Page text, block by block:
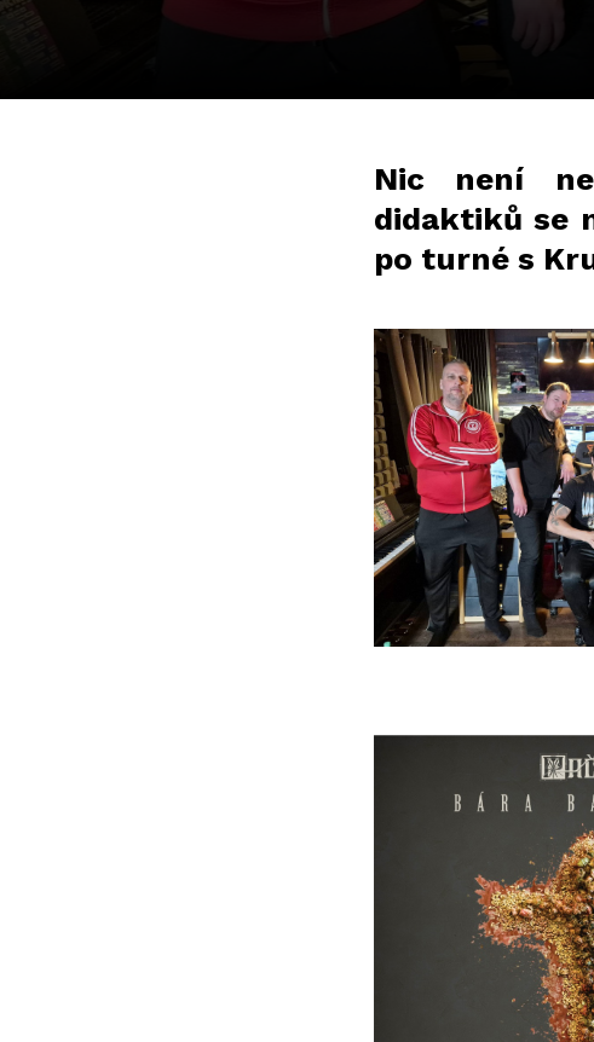
Nic není
didaktiků se
po turné s